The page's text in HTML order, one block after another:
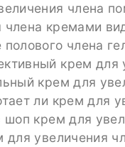
члена
члена кремами
полового члена
крем для
крем для
ли крем для
шоп крем для
для увеличения